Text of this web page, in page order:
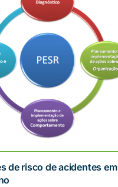
de risco de acidentes em